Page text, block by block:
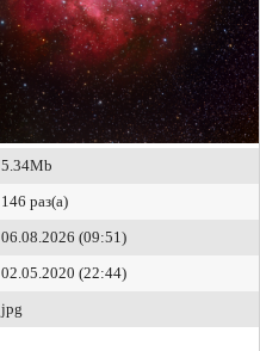
5.34Mb
146 раз(а)
06.08.2026 (09:51)
02.05.2020 (22:44)
jpg